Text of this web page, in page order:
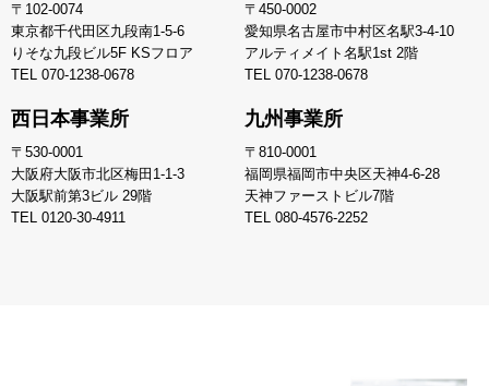
〒102-0074
東京都千代田区九段南1-5-6
りそな九段ビル5F KSフロア
TEL 070-1238-0678
〒450-0002
愛知県名古屋市中村区名駅3-4-10
アルティメイト名駅1st 2階
TEL 070-1238-0678
西日本事業所
〒530-0001
大阪府大阪市北区梅田1-1-3
大阪駅前第3ビル 29階
TEL 0120-30-4911
九州事業所
〒810-0001
福岡県福岡市中央区天神4-6-28
天神ファーストビル7階
TEL 080-4576-2252